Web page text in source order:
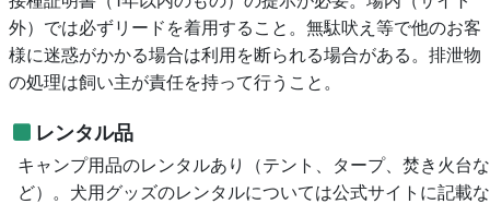
外）では必ずリードを着用すること。無駄吠え等で他のお客
様に迷惑がかかる場合は利用を断られる場合がある。排泄物
の処理は飼い主が責任を持って行うこと。
レンタル品
キャンプ用品のレンタルあり（テント、タープ、焚き火台な
ど）。犬用グッズのレンタルについては公式サイトに記載な